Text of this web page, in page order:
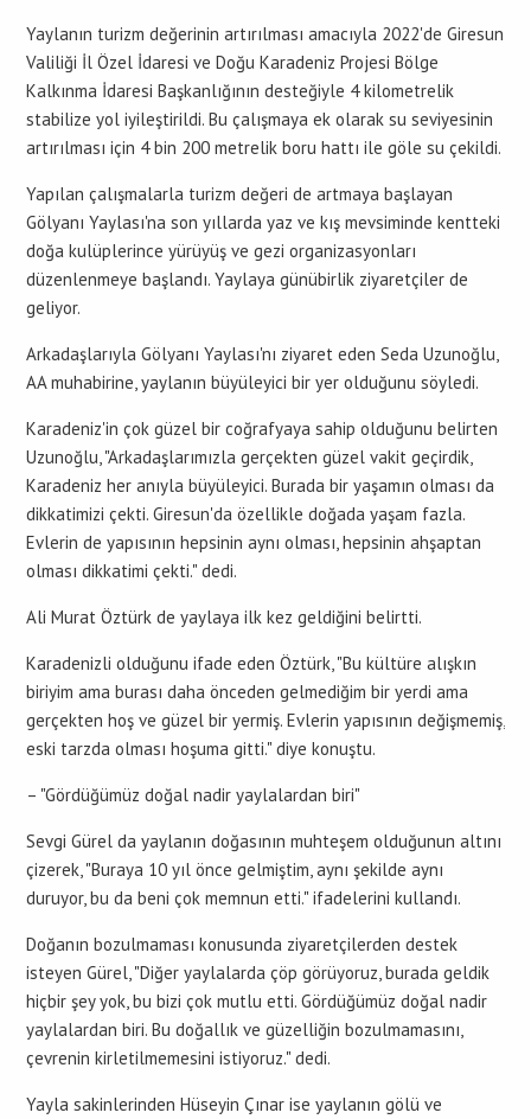
Yaylanın turizm değerinin artırılması amacıyla 2022'de Giresun
Valiliği İl Özel İdaresi ve Doğu Karadeniz Projesi Bölge
Kalkınma İdaresi Başkanlığının desteğiyle 4 kilometrelik
stabilize yol iyileştirildi. Bu çalışmaya ek olarak su seviyesinin
artırılması için 4 bin 200 metrelik boru hattı ile göle su çekildi.
Yapılan çalışmalarla turizm değeri de artmaya başlayan
Gölyanı Yaylası'na son yıllarda yaz ve kış mevsiminde kentteki
doğa kulüplerince yürüyüş ve gezi organizasyonları
düzenlenmeye başlandı. Yaylaya günübirlik ziyaretçiler de
geliyor.
Arkadaşlarıyla Gölyanı Yaylası'nı ziyaret eden Seda Uzunoğlu,
AA muhabirine, yaylanın büyüleyici bir yer olduğunu söyledi.
Karadeniz'in çok güzel bir coğrafyaya sahip olduğunu belirten
Uzunoğlu, "Arkadaşlarımızla gerçekten güzel vakit geçirdik,
Karadeniz her anıyla büyüleyici. Burada bir yaşamın olması da
dikkatimizi çekti. Giresun'da özellikle doğada yaşam fazla.
Evlerin de yapısının hepsinin aynı olması, hepsinin ahşaptan
olması dikkatimi çekti." dedi.
Ali Murat Öztürk de yaylaya ilk kez geldiğini belirtti.
Karadenizli olduğunu ifade eden Öztürk, "Bu kültüre alışkın
biriyim ama burası daha önceden gelmediğim bir yerdi ama
gerçekten hoş ve güzel bir yermiş. Evlerin yapısının değişmemiş,
eski tarzda olması hoşuma gitti." diye konuştu.
– "Gördüğümüz doğal nadir yaylalardan biri"
Sevgi Gürel da yaylanın doğasının muhteşem olduğunun altını
çizerek, "Buraya 10 yıl önce gelmiştim, aynı şekilde aynı
duruyor, bu da beni çok memnun etti." ifadelerini kullandı.
Doğanın bozulmaması konusunda ziyaretçilerden destek
isteyen Gürel, "Diğer yaylalarda çöp görüyoruz, burada geldik
hiçbir şey yok, bu bizi çok mutlu etti. Gördüğümüz doğal nadir
yaylalardan biri. Bu doğallık ve güzelliğin bozulmamasını,
çevrenin kirletilmemesini istiyoruz." dedi.
Yayla sakinlerinden Hüseyin Çınar ise yaylanın gölü ve